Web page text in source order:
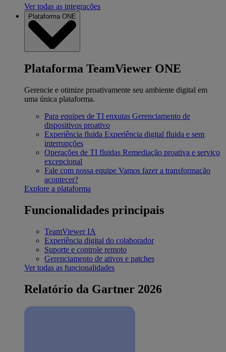
Ver todas as integrações
Plataforma ONE
Plataforma TeamViewer ONE
Gerencie e otimize proativamente seu ambiente digital em
uma única plataforma.
Para equipes de TI enxutas Gerenciamento de
dispositivos proativo
Experiência fluida Experiência digital fluida e sem
interrupções
Operações de TI fluidas Remediação proativa e serviço
excepcional
Fale com nossa equipe Vamos fazer a transformação
acontecer?
Explore a plataforma
Funcionalidades principais
TeamViewer IA
Experiência digital do colaborador
Suporte e controle remoto
Gerenciamento de ativos e patches
Ver todas as funcionalidades
Relatório da Gartner 2026